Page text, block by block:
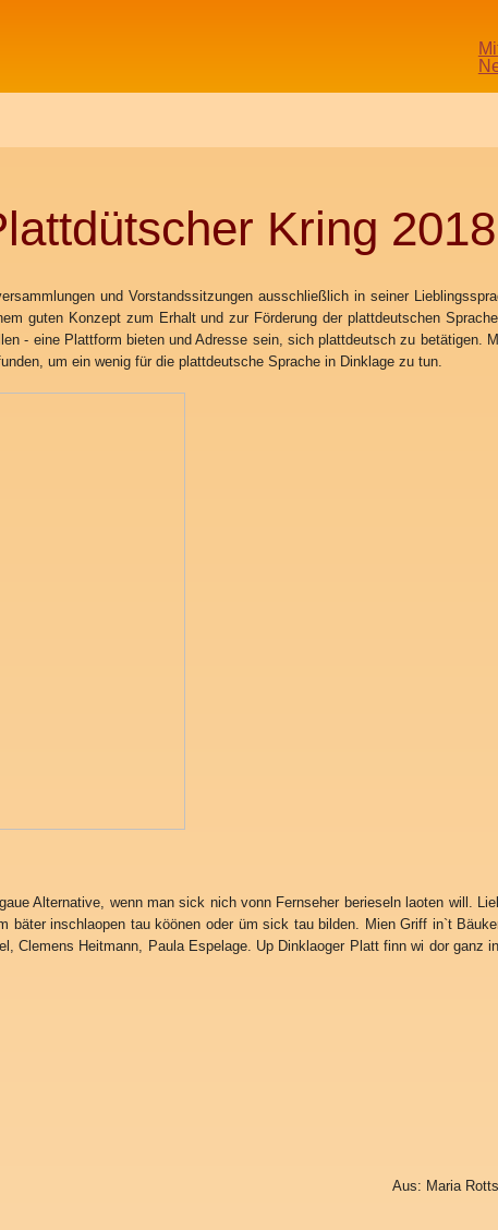
Kring 2018
und Vorstandssitzungen ausschließlich in seiner
guten Konzept zum Erhalt und zur Förderung der plattdeutschen
- eine Plattform bieten und Adresse sein, sich plattdeutsch zu betätigen.
Format gefunden, um ein wenig für die plattdeutsche Sprache
Alternative, wenn man sick nich vonn Fernseher berieseln laoten will.
inschlaopen tau köönen oder üm sick tau bilden. Mien Griff in`t
Clemens Heitmann, Paula Espelage. Up Dinklaoger Platt finn wi dor ganz
Aus: Maria